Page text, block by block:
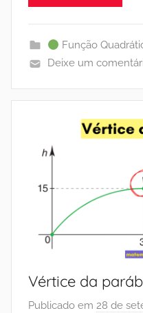
Função
Deixe um
Vértice da
Publicado em 28 de